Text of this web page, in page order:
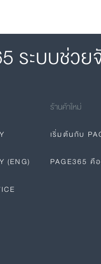
ระบบช่ว
(ENG)
ร้านค้าใหม่
เริ่มต้นกับ
PAGE365 คือ